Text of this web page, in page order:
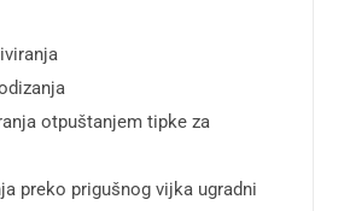
otpuštanjem tipke za
preko prigušnog vijka ugradni